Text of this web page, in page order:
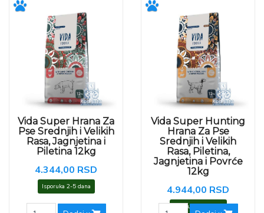
Vida Super Hrana Za
Pse Srednjih i Velikih
Rasa, Jagnjetina i
Piletina 12kg
4.344,00 RSD
Isporuka 2-5 dana
Vida Super Hunting
Hrana Za Pse
Srednjih i Velikih
Rasa, Piletina,
Jagnjetina i Povrće
12kg
4.944,00 RSD
Isporuka 2-5 dana